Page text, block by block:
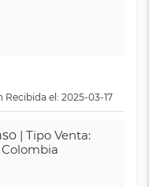
Recibida el: 2025-03-17
| Tipo Venta: